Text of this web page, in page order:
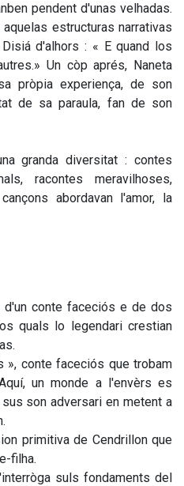
pendent d'unas velhadas.
estructuras narrativas
d'alhors : « E quand los
Un còp aprés, Naneta
pròpia experiença, de son
de sa paraula, fan de son
granda diversitat : contes
racontes meravilhoses,
abordavan l'amor, la
conte faceciós e de dos
quals lo legendari crestian
», conte faceciós que trobam
un monde a l'envèrs es
son adversari en metent a
primitiva de Cendrillon que
filha.
suls fondaments del